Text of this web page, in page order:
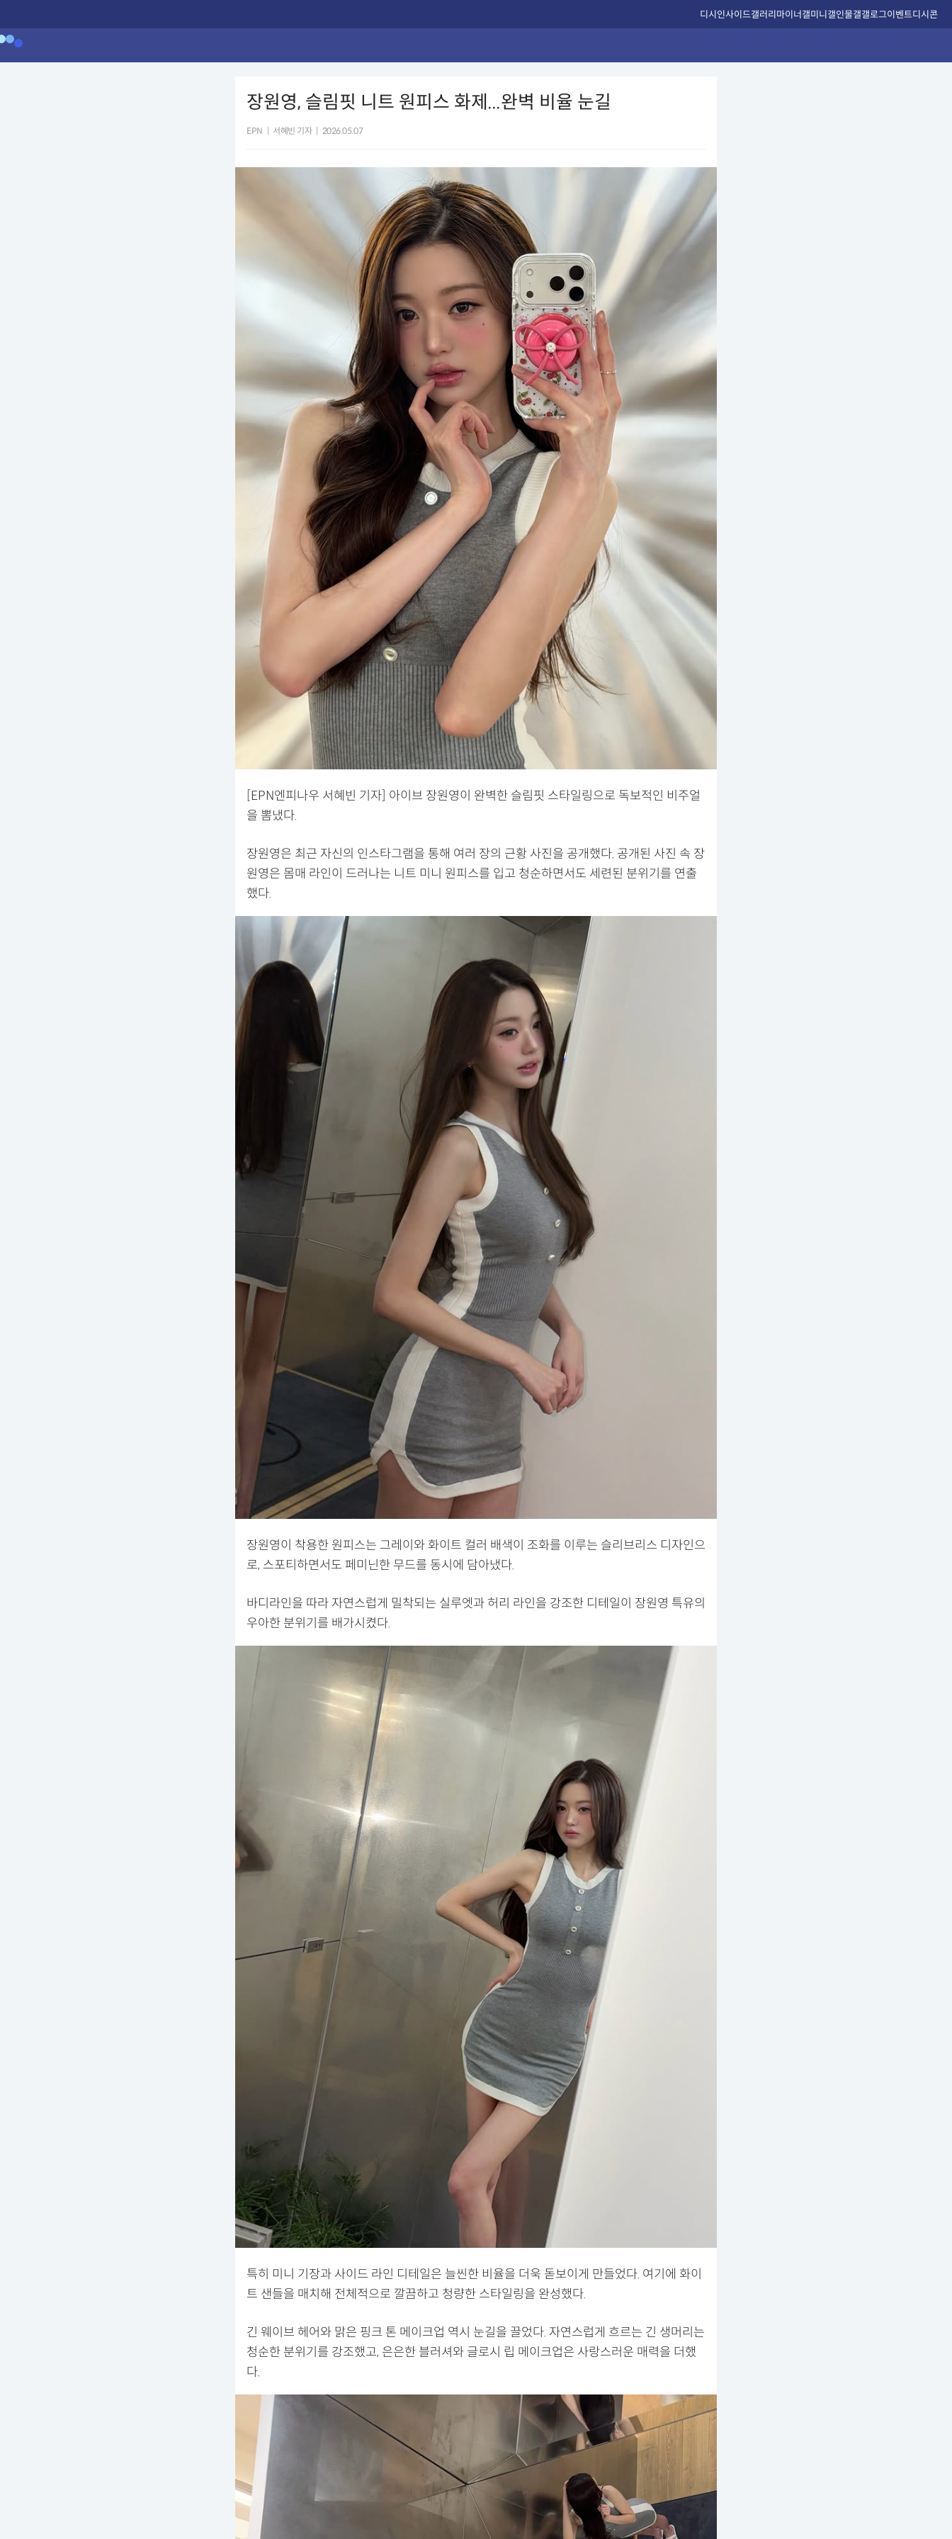
디시인사이드갤러리마이너갤미니갤인물갤갤로그이벤트디시콘
장원영, 슬림핏 니트 원피스 화제...완벽 비율 눈길
EPN 서혜빈 기자 2026.05.07
[EPN엔피나우 서혜빈 기자] 아이브 장원영이 완벽한 슬림핏 스타일링으로 독보적인 비주얼
을 뽐냈다.
장원영은 최근 자신의 인스타그램을 통해 여러 장의 근황 사진을 공개했다. 공개된 사진 속 장
원영은 몸매 라인이 드러나는 니트 미니 원피스를 입고 청순하면서도 세련된 분위기를 연출
했다.
장원영이 착용한 원피스는 그레이와 화이트 컬러 배색이 조화를 이루는 슬리브리스 디자인으
로, 스포티하면서도 페미닌한 무드를 동시에 담아냈다.
바디라인을 따라 자연스럽게 밀착되는 실루엣과 허리 라인을 강조한 디테일이 장원영 특유의
우아한 분위기를 배가시켰다.
특히 미니 기장과 사이드 라인 디테일은 늘씬한 비율을 더욱 돋보이게 만들었다. 여기에 화이
트 샌들을 매치해 전체적으로 깔끔하고 청량한 스타일링을 완성했다.
긴 웨이브 헤어와 맑은 핑크 톤 메이크업 역시 눈길을 끌었다. 자연스럽게 흐르는 긴 생머리는
청순한 분위기를 강조했고, 은은한 블러셔와 글로시 립 메이크업은 사랑스러운 매력을 더했
다.